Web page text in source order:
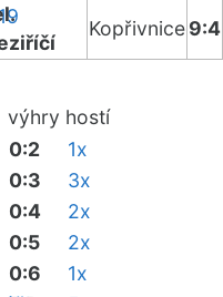
Kopřivnice9:4
výhry hostí
0:2
1x
0:3
3x
0:4
2x
0:5
2x
0:6
1x